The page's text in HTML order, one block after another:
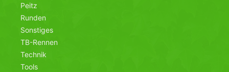
Peitz
Runden
Sonstiges
TB-Rennen
Technik
Tools